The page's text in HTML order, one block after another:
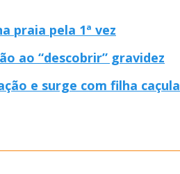
praia pela 1ª vez
ao “descobrir” gravidez
e surge com filha caçula